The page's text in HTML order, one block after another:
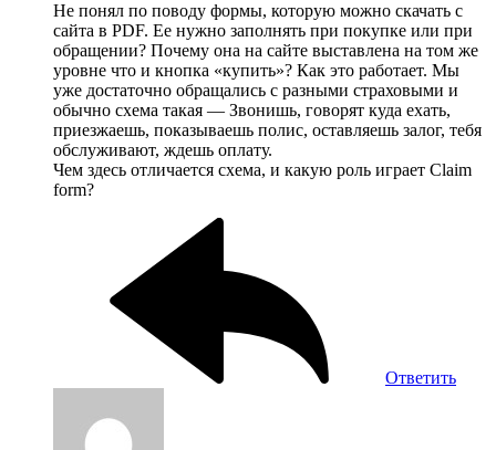
Не понял по поводу формы, которую можно скачать с
сайта в PDF. Ее нужно заполнять при покупке или при
обращении? Почему она на сайте выставлена на том же
уровне что и кнопка «купить»? Как это работает. Мы
уже достаточно обращались с разными страховыми и
обычно схема такая — Звонишь, говорят куда ехать,
приезжаешь, показываешь полис, оставляешь залог, тебя
обслуживают, ждешь оплату.
Чем здесь отличается схема, и какую роль играет Claim
form?
Ответить